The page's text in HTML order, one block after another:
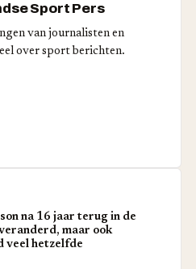
Sport Pers
van journalisten en
over sport berichten.
na 16 jaar terug in de
maar ook
veel hetzelfde